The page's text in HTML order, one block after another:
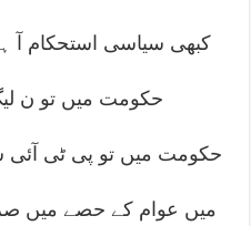
کبھی سیاسی استحکام آ
حکومت میں تو ن
حکومت میں تو پی ٹی
میں عوام کے حصے میں